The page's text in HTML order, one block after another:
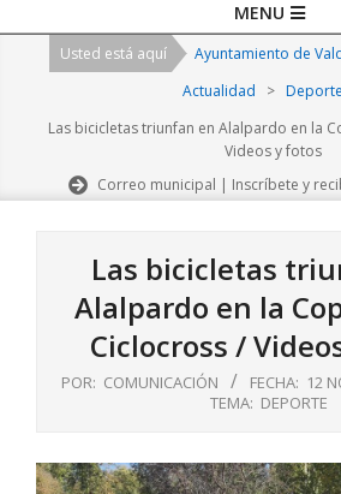
Navigation
MENU
Usted está aquí Ayuntamiento de
Actualidad
> Deporte
Las bicicletas triunfan en Alalpardo en la
Videos y fotos
Correo municipal | Inscríbete y
Las bicicletas
Alalpardo en la
Ciclocross /
POR: COMUNICACIÓN FECHA: 12
TEMA: DEPORTE